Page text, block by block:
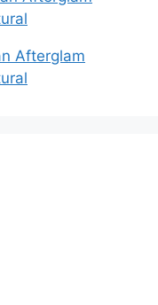
Afterglam